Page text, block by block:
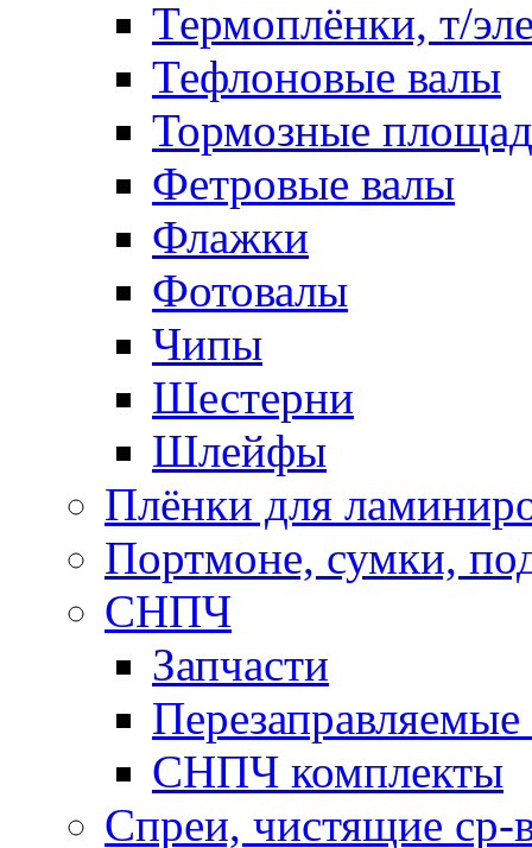
Термоплёнки, т/
Тефлоновые валы
Тормозные
Фетровые валы
Флажки
Фотовалы
Чипы
Шестерни
Шлейфы
Плёнки для
Портмоне, сумки,
СНПЧ
Запчасти
Перезаправляемые
СНПЧ комплекты
Спреи, чистящие ср-